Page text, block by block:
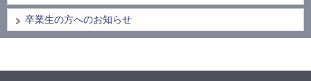
卒業生の方へのお知らせ